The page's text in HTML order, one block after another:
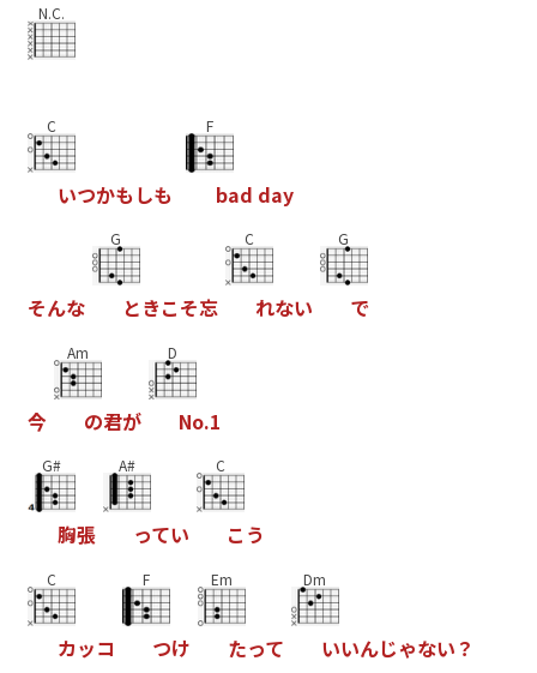
N.C.
C
いつかもしも
F
bad day
そんな
G
ときこそ忘
C
れない
G
で
今
Am
の君が
D
No.1
G#
胸張
A#
ってい
C
こ う
C
カッコ
F
つけ
Em
たって
Dm
いいんじゃない ？